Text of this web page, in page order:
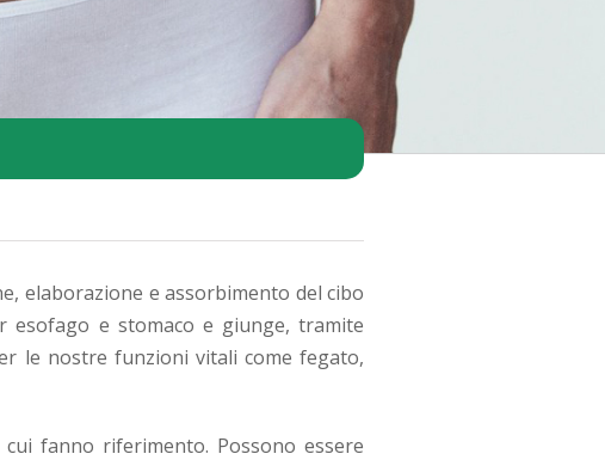
elaborazione e assorbimento del cibo
esofago e stomaco e giunge, tramite
le nostre funzioni vitali come fegato,
fanno riferimento. Possono essere